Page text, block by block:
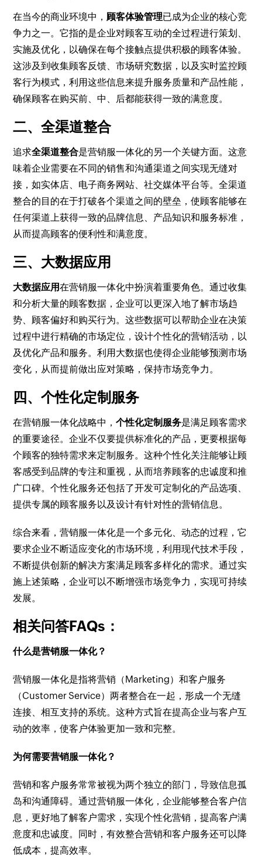
在当今的商业环境中，顾客体验管理已成为企业的核心竞
争力之一。它指的是企业对顾客互动的全过程进行策划、
实施及优化，以确保在每个接触点提供积极的顾客体验。
这涉及到收集顾客反馈、市场研究数据，以及实时监控顾
客行为模式，利用这些信息来提升服务质量和产品性能，
确保顾客在购买前、中、后都能获得一致的满意度。
二、全渠道整合
追求全渠道整合是营销服一体化的另一个关键方面。这意
味着企业需要在不同的销售和沟通渠道之间实现无缝对
接，如实体店、电子商务网站、社交媒体平台等。全渠道
整合的目的在于打破各个渠道之间的壁垒，使顾客能够在
任何渠道上获得一致的品牌信息、产品知识和服务标准，
从而提高顾客的便利性和满意度。
三、大数据应用
大数据应用在营销服一体化中扮演着重要角色。通过收集
和分析大量的顾客数据，企业可以更深入地了解市场趋
势、顾客偏好和购买行为。这些数据可以帮助企业在决策
过程中进行精确的市场定位，设计个性化的营销活动，以
及优化产品和服务。利用大数据也使得企业能够预测市场
变化，从而提前做出应对策略，保持市场竞争力。
四、个性化定制服务
在营销服一体化战略中，个性化定制服务是满足顾客需求
的重要途径。企业不仅要提供标准化的产品，更要根据每
个顾客的独特需求来定制服务。这种个性化关注能够让顾
客感受到品牌的专注和重视，从而培养顾客的忠诚度和推
广口碑。个性化服务还包括了开发可定制化的产品选项、
提供专属的顾客服务以及设计有针对性的营销信息。
综合来看，营销服一体化是一个多元化、动态的过程，它
要求企业不断适应变化的市场环境，利用现代技术手段，
不断提供创新的解决方案满足顾客多样化的需求。通过实
施上述策略，企业可以不断增强市场竞争力，实现可持续
发展。
相关问答FAQs：
什么是营销服一体化？
营销服一体化是指将营销（Marketing）和客户服务
（Customer Service）两者整合在一起，形成一个无缝
连接、相互支持的系统。这种方式旨在提高企业与客户互
动的效率，使客户体验更加一致和完整。
为何需要营销服一体化？
营销和客户服务常常被视为两个独立的部门，导致信息孤
岛和沟通障碍。通过营销服一体化，企业能够整合客户信
息，更好地了解客户需求，实现个性化营销，提高客户满
意度和忠诚度。同时，有效整合营销和客户服务还可以降
低成本，提高效率。